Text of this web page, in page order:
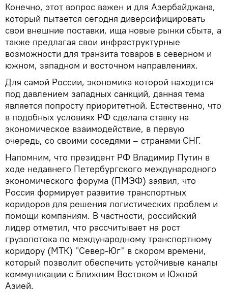
Конечно, этот вопрос важен и для Азербайджана,
который пытается сегодня диверсифицировать
свои внешние поставки, ища новые рынки сбыта, а
также предлагая свои инфраструктурные
возможности для транзита товаров в северном и
южном, западном и восточном направлениях.
Для самой России, экономика которой находится
под давлением западных санкций, данная тема
является попросту приоритетной. Естественно, что
в подобных условиях РФ сделала ставку на
экономическое взаимодействие, в первую
очередь, со своими соседями – странами СНГ.
Напомним, что президент РФ Владимир Путин в
ходе недавнего Петербургского международного
экономического форума (ПМЭФ) заявил, что
Россия формирует развитие транспортных
коридоров для решения логистических проблем и
помощи компаниям. В частности, российский
лидер отметил, что рассчитывает на рост
грузопотока по международному транспортному
коридору (МТК) "Север-Юг" в скором времени,
который позволит обеспечить устойчивые каналы
коммуникации с Ближним Востоком и Южной
Азией.